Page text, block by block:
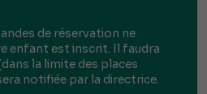
de réservation ne
enfant est inscrit. Il faudra
la limite des places
notifiée par la directrice.